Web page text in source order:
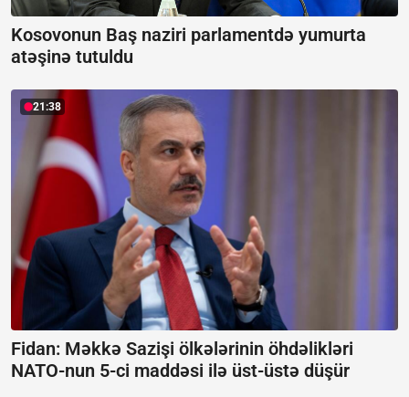
Kosovonun Baş naziri parlamentdə yumurta
atəşinə tutuldu
21:38
Fidan: Məkkə Sazişi ölkələrinin öhdəlikləri
NATO-nun 5-ci maddəsi ilə üst-üstə düşür